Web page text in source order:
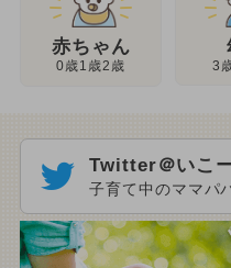
赤ちゃん
0歳1歳2歳 3
Twitter＠いこ
子育て中のママパ